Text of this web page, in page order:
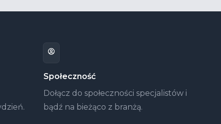
Społeczność
Dołącz do społeczności specjalistów i
bądź na bieżąco z branżą.